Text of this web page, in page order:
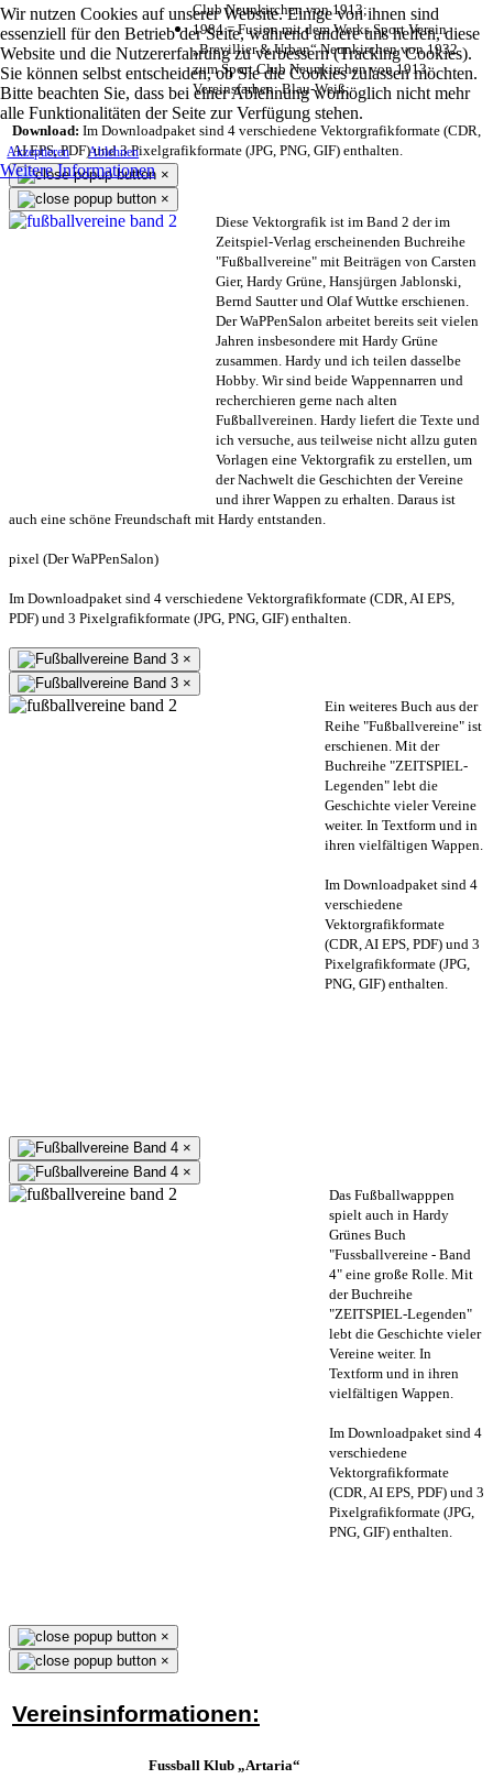
Wir nutzen Cookies auf unserer Website. Einige von ihnen sind
essenziell für den Betrieb der Seite, während andere uns helfen, diese
Website und die Nutzererfahrung zu verbessern (Tracking Cookies).
Sie können selbst entscheiden, ob Sie die Cookies zulassen möchten.
Bitte beachten Sie, dass bei einer Ablehnung womöglich nicht mehr
alle Funktionalitäten der Seite zur Verfügung stehen.
Akzeptieren Ablehnen
Weitere Informationen
Club Neunkirchen von 1913;
1984 = Fusion mit dem Werks Sport Verein
„Brevillier & Urban“ Neunkirchen von 1932
zum Sport Club Neunkirchen von 1913;
Vereinsfarben: Blau-Weiß;
Download: Im Downloadpaket sind 4 verschiedene Vektorgrafikformate (CDR,
AI EPS, PDF) und 3 Pixelgrafikformate (JPG, PNG, GIF) enthalten.
×
×
Diese Vektorgrafik ist im Band 2 der im
Zeitspiel-Verlag erscheinenden Buchreihe
"Fußballvereine" mit Beiträgen von Carsten
Gier, Hardy Grüne, Hansjürgen Jablonski,
Bernd Sautter und Olaf Wuttke erschienen.
Der WaPPenSalon arbeitet bereits seit vielen
Jahren insbesondere mit Hardy Grüne
zusammen. Hardy und ich teilen dasselbe
Hobby. Wir sind beide Wappennarren und
recherchieren gerne nach alten
Fußballvereinen. Hardy liefert die Texte und
ich versuche, aus teilweise nicht allzu guten
Vorlagen eine Vektorgrafik zu erstellen, um
der Nachwelt die Geschichten der Vereine
und ihrer Wappen zu erhalten. Daraus ist
auch eine schöne Freundschaft mit Hardy entstanden.
pixel (Der WaPPenSalon)
Im Downloadpaket sind 4 verschiedene Vektorgrafikformate (CDR, AI EPS,
PDF) und 3 Pixelgrafikformate (JPG, PNG, GIF) enthalten.
×
×
Ein weiteres Buch aus der
Reihe "Fußballvereine" ist
erschienen. Mit der
Buchreihe "ZEITSPIEL-
Legenden" lebt die
Geschichte vieler Vereine
weiter. In Textform und in
ihren vielfältigen Wappen.
Im Downloadpaket sind 4
verschiedene
Vektorgrafikformate
(CDR, AI EPS, PDF) und 3
Pixelgrafikformate (JPG,
PNG, GIF) enthalten.
×
×
Das Fußballwapppen
spielt auch in Hardy
Grünes Buch
"Fussballvereine - Band
4" eine große Rolle. Mit
der Buchreihe
"ZEITSPIEL-Legenden"
lebt die Geschichte vieler
Vereine weiter. In
Textform und in ihren
vielfältigen Wappen.
Im Downloadpaket sind 4
verschiedene
Vektorgrafikformate
(CDR, AI EPS, PDF) und 3
Pixelgrafikformate (JPG,
PNG, GIF) enthalten.
×
×
Vereinsinformationen:
Fussball Klub „Artaria“